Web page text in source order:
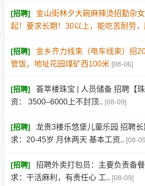
[招聘]
金山街林夕大碗麻辣烫招勤杂
起！要求长期！30以上，能吃苦耐劳
[招聘]
金乡齐力线束（电车线束）招
管饭，地址花园煤矿西100米 [08-06]
[招聘]
荟萃楼珠宝 | 人员储备 招聘【
资： 3500–6000上不封顶.. [08-09]
[招聘]
龙贵3楼乐悠堡儿童乐园 招聘
求：20-45岁 月休两天 基本工资.. [08-
[招聘]
招聘外卖打包员：主要负责备
求：干活麻利，有责任心 工.. [08-09]